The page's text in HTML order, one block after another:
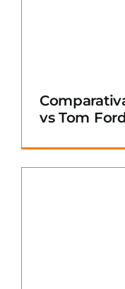
vs Tom